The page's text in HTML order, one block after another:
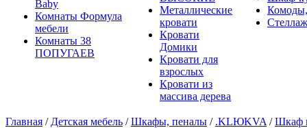
Baby
Комнаты Формула
мебели
Комнаты 38
ПОПУГАЕВ
Металлические
кровати
Кровати
Домики
Кровати для
взрослых
Кровати из
массива дерева
Главная / Детская мебель /Шкафы, пеналы / .KLЮKVA /Шкаф